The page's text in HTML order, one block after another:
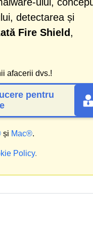
detectarea și
Fire Shield,
afacerii dvs.!
pentru
și Mac®.
Policy.